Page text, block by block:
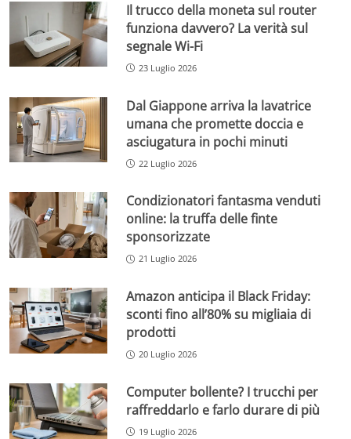
Il trucco della moneta sul router
funziona davvero? La verità sul
segnale Wi-Fi
23 Luglio 2026
Dal Giappone arriva la lavatrice
umana che promette doccia e
asciugatura in pochi minuti
22 Luglio 2026
Condizionatori fantasma venduti
online: la truffa delle finte
sponsorizzate
21 Luglio 2026
Amazon anticipa il Black Friday:
sconti fino all’80% su migliaia di
prodotti
20 Luglio 2026
Computer bollente? I trucchi per
raffreddarlo e farlo durare di più
19 Luglio 2026